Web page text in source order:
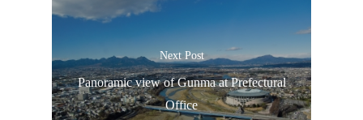
Next Post
Panoramic view of Gunma at Prefectural
Office
ประเทศญี่ปุ่น
เที่ยวญี่ปุ่นด้ว
เอง